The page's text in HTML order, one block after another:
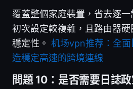
覆蓋整個家庭裝置，省去逐
初次設定較複雜，且路由器
穩定性。 机场vpn推荐：全
造穩定高速的跨境連線
問題 10：是否需要日誌政